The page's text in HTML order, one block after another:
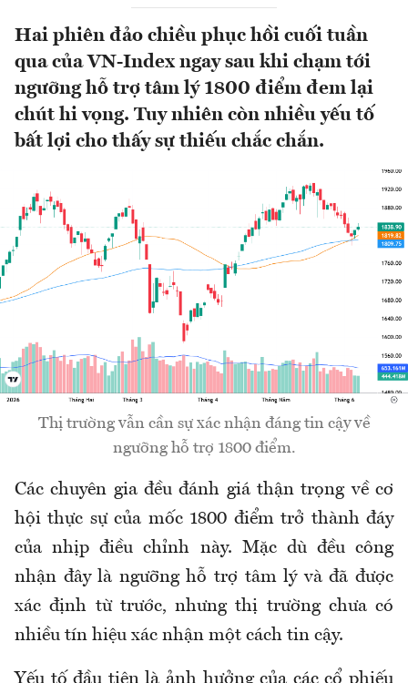
Hai phiên đảo chiều phục hồi cuối tuần
qua của VN-Index ngay sau khi chạm tới
ngưỡng hỗ trợ tâm lý 1800 điểm đem lại
chút hi vọng. Tuy nhiên còn nhiều yếu tố
bất lợi cho thấy sự thiếu chắc chắn.
Thị trường vẫn cần sự xác nhận đáng tin cậy về
ngưỡng hỗ trợ 1800 điểm.
Các chuyên gia đều đánh giá thận trọng về cơ
hội thực sự của mốc 1800 điểm trở thành đáy
của nhịp điều chỉnh này. Mặc dù đều công
nhận đây là ngưỡng hỗ trợ tâm lý và đã được
xác định từ trước, nhưng thị trường chưa có
nhiều tín hiệu xác nhận một cách tin cậy.
Yếu tố đầu tiên là ảnh hưởng của các cổ phiếu